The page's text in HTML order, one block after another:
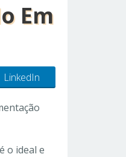
Em
LinkedIn
o ideal e